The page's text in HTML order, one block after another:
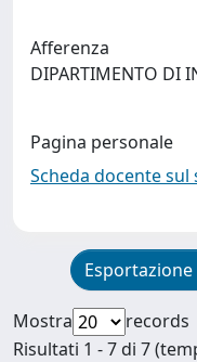
Afferenza
DIPARTIMENTO DI
Pagina personale
Scheda docente sul
Esportazione
Mostra
records
Risultati 1 - 7 di 7